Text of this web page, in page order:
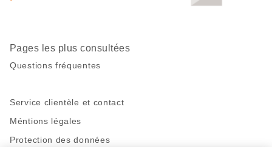
Pages les plus consultées
Questions fréquentes
Service clientèle et contact
Méntions légales
Protection des données